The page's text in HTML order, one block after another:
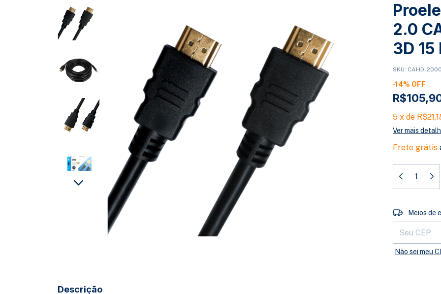
2.0
3D
SKU: CAHD-
-14% OFF
5 x de
Ver mais
Frete grátis
Entregas para
Meios de
Não sei meu
Descrição